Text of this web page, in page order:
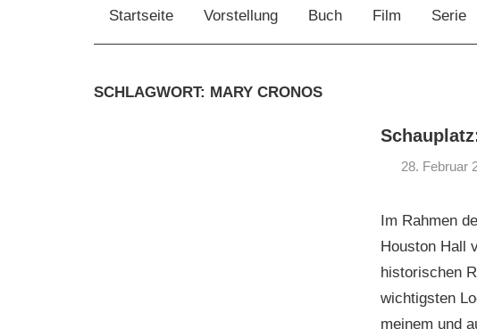
Wahnsinn
Events,
Leben
Startseite Vorstellung Buch Film Serie
SCHLAGWORT: MARY CRONOS
28. Februar
Im Rahmen
Houston Hall
historischen
wichtigsten
meinem und